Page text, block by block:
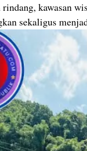
rindang, kawasan
sekaligus